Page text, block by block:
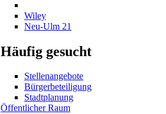
Wiley
Neu-Ulm 21
Häufig gesucht
Stellenangebote
Bürgerbeteiligung
Stadtplanung
Öffentlicher Raum